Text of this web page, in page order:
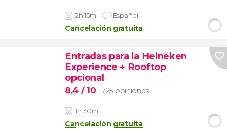
2h 15m Español
Cancelación gratuita
Entradas para la Heineken
Experience + Rooftop
opcional
8,4 / 10 725 opiniones
1h 30m
Cancelación gratuita